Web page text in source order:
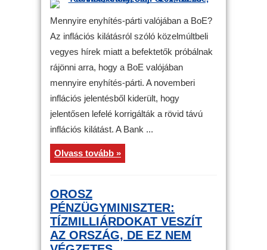
Mennyire enyhítés-párti valójában a BoE?
Az inflációs kilátásról szóló közelmúltbeli
vegyes hírek miatt a befektetők próbálnak
rájönni arra, hogy a BoE valójában
mennyire enyhítés-párti. A novemberi
inflációs jelentésből kiderült, hogy
jelentősen lefelé korrigálták a rövid távú
inflációs kilátást. A Bank ...
Olvass tovább »
OROSZ
PÉNZÜGYMINISZTER:
TÍZMILLIÁRDOKAT VESZÍT
AZ ORSZÁG, DE EZ NEM